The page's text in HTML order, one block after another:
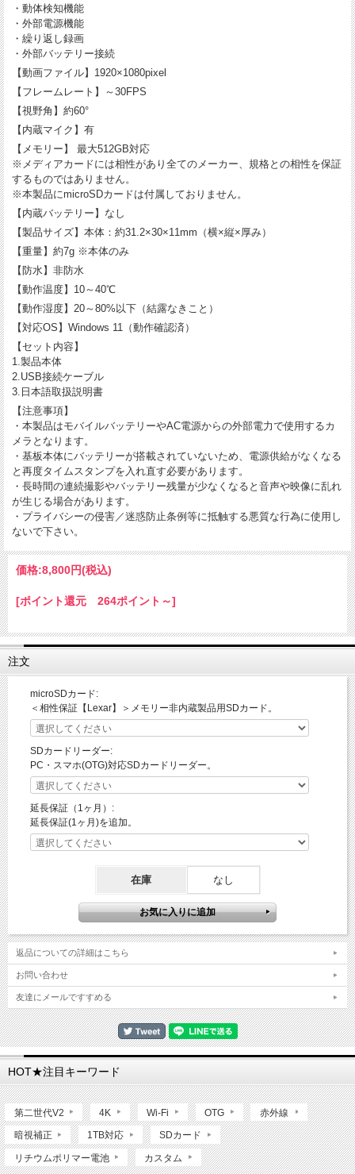
・動体検知機能
・外部電源機能
・繰り返し録画
・外部バッテリー接続
【動画ファイル】1920×1080pixel
【フレームレート】～30FPS
【視野角】約60°
【内蔵マイク】有
【メモリー】 最大512GB対応
※メディアカードには相性があり全てのメーカー、規格との相性を保証
するものではありません。
※本製品にmicroSDカードは付属しておりません。
【内蔵バッテリー】なし
【製品サイズ】本体：約31.2×30×11mm（横×縦×厚み）
【重量】約7g ※本体のみ
【防水】非防水
【動作温度】10～40℃
【動作湿度】20～80%以下（結露なきこと）
【対応OS】Windows 11（動作確認済）
【セット内容】
1.製品本体
2.USB接続ケーブル
3.日本語取扱説明書
【注意事項】
・本製品はモバイルバッテリーやAC電源からの外部電力で使用するカ
メラとなります。
・基板本体にバッテリーが搭載されていないため、電源供給がなくなる
と再度タイムスタンプを入れ直す必要があります。
・長時間の連続撮影やバッテリー残量が少なくなると音声や映像に乱れ
が生じる場合があります。
・プライバシーの侵害／迷惑防止条例等に抵触する悪質な行為に使用し
ないで下さい。
価格:8,800円(税込)
[ポイント還元 264ポイント～]
注文
microSDカード:
＜相性保証【Lexar】＞メモリー非内蔵製品用SDカード。
SDカードリーダー:
PC・スマホ(OTG)対応SDカードリーダー。
延長保証（1ヶ月）:
延長保証(1ヶ月)を追加。
在庫 なし
返品についての詳細はこちら
お問い合わせ
友達にメールですすめる
HOT★注目キーワード
第二世代V2 4K Wi-Fi OTG 赤外線
暗視補正 1TB対応 SDカード
リチウムポリマー電池 カスタム